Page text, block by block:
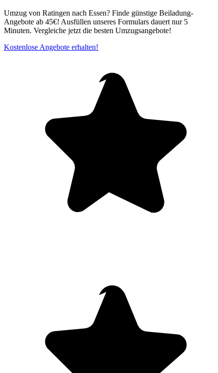
Umzug von Ratingen nach Essen? Finde günstige Beiladung-
Angebote ab 45€! Ausfüllen unseres Formulars dauert nur 5
Minuten. Vergleiche jetzt die besten Umzugsangebote!
Kostenlose Angebote erhalten!